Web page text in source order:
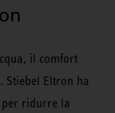
il comfort
Stiebel Eltron ha
per ridurre la